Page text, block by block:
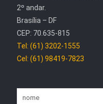
2º andar.
Brasília – DF
CEP: 70.635-815
Tel: (61) 3202-1555
Cel: (61) 98419-7823